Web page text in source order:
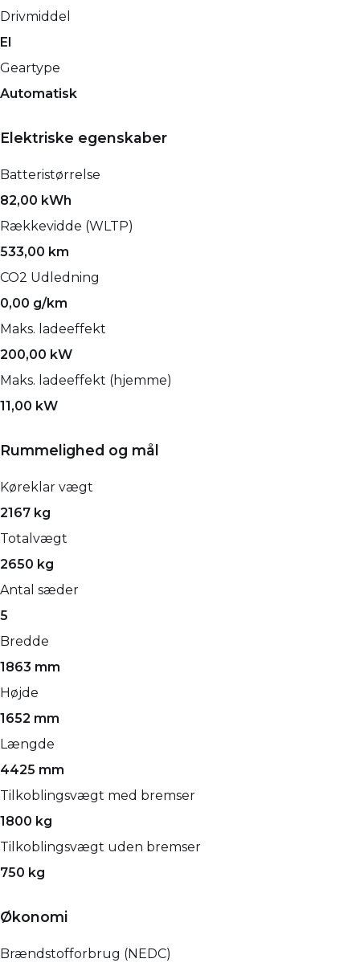
Drivmiddel
El
Geartype
Automatisk
Elektriske egenskaber
Batteristørrelse
82,00 kWh
Rækkevidde (WLTP)
533,00 km
CO2 Udledning
0,00 g/km
Maks. ladeeffekt
200,00 kW
Maks. ladeeffekt (hjemme)
11,00 kW
Rummelighed og mål
Køreklar vægt
2167 kg
Totalvægt
2650 kg
Antal sæder
5
Bredde
1863 mm
Højde
1652 mm
Længde
4425 mm
Tilkoblingsvægt med bremser
1800 kg
Tilkoblingsvægt uden bremser
750 kg
Økonomi
Brændstofforbrug (NEDC)